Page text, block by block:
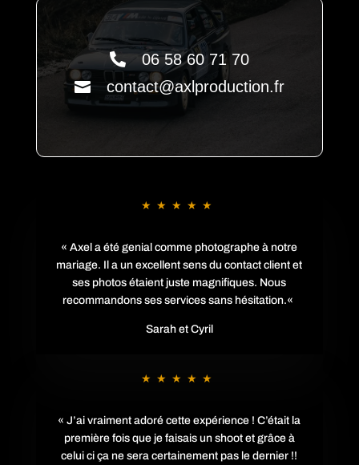
 06 58 60 71 70
 contact@axlproduction.fr
★★★★★
«Axel a été genial comme photographe à notre
mariage. Il a un excellent sens du contact client et
ses photos étaient juste magnifiques. Nous
recommandons ses services sans hésitation.«
Sarah et Cyril
★★★★★
«J’ai vraiment adoré cette expérience ! C’était la
première fois que je faisais un shoot et grâce à
celui ci ça ne sera certainement pas le dernier !!